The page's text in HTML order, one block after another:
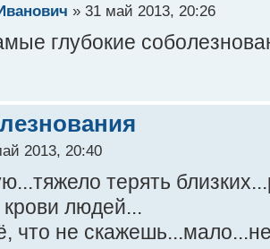
» 31 май 2013, 20:26
глубокие
2013, 20:40
терять
крови людей...
что не